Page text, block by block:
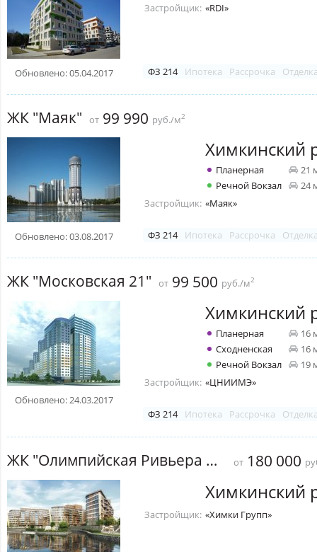
Обновлено: 05.04.2017
Застройщик: «RDI»
ФЗ 214 Ипотека Рассрочка
ЖК "Маяк" от 99 990 руб./м2
Обновлено: 03.08.2017
Химкинский
Планерная
21
Речной Вокзал
24
Застройщик: «Маяк»
ФЗ 214 Ипотека Рассрочка
ЖК "Московская 21" от 99 500 руб./м2
Обновлено: 24.03.2017
Химкинский
Планерная
16
Сходненская
16
Речной Вокзал
19
Застройщик: «ЦНИИМЭ»
ФЗ 214 Ипотека Рассрочка
ЖК "Олимпийская Ривьера Новогорск" от 180 000
Химкинский
Застройщик: «Химки Групп»